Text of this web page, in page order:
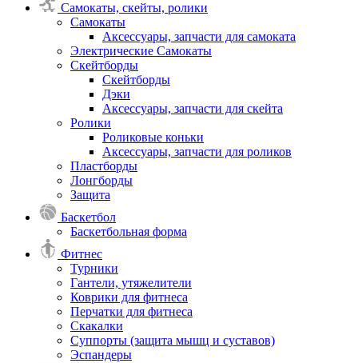
Самокаты, скейты, ролики
Самокаты
Аксессуары, запчасти для самоката
Электрические Самокаты
Скейтборды
Скейтборды
Дэки
Аксессуары, запчасти для скейта
Ролики
Роликовые коньки
Аксессуары, запчасти для роликов
Пластборды
Лонгборды
Защита
Баскетбол
Баскетбольная форма
Фитнес
Турники
Гантели, утяжелители
Коврики для фитнеса
Перчатки для фитнеса
Скакалки
Суппорты (защита мышц и суставов)
Эспандеры